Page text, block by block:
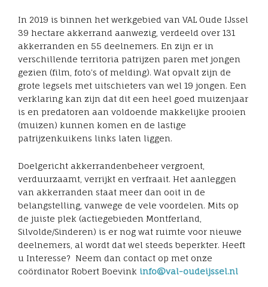
In 2019 is binnen het werkgebied van VAL Oude IJssel
39 hectare akkerrand aanwezig, verdeeld over 131
akkerranden en 55 deelnemers. En zijn er in
verschillende territoria patrijzen paren met jongen
gezien (film, foto’s of melding). Wat opvalt zijn de
grote legsels met uitschieters van wel 19 jongen. Een
verklaring kan zijn dat dit een heel goed muizenjaar
is en predatoren aan voldoende makkelijke prooien
(muizen) kunnen komen en de lastige
patrijzenkuikens links laten liggen.
Doelgericht akkerrandenbeheer vergroent,
verduurzaamt, verrijkt en verfraait. Het aanleggen
van akkerranden staat meer dan ooit in de
belangstelling, vanwege de vele voordelen. Mits op
de juiste plek (actiegebieden Montferland,
Silvolde/Sinderen) is er nog wat ruimte voor nieuwe
deelnemers, al wordt dat wel steeds beperkter. Heeft
u Interesse? Neem dan contact op met onze
coördinator Robert Boevink info@val-oudeijssel.nl